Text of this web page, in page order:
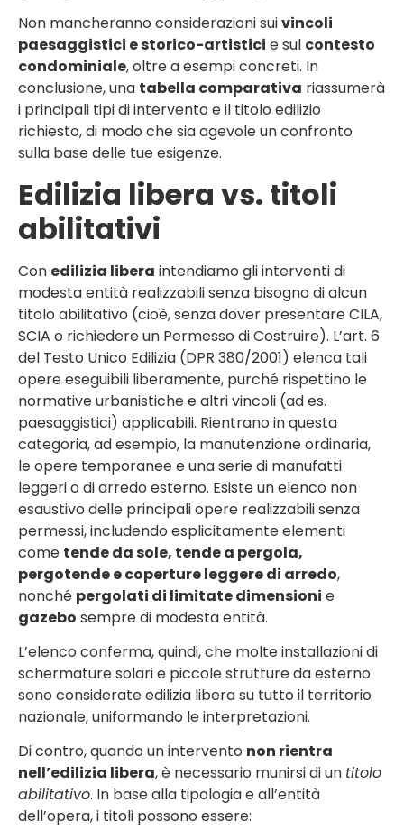
Non mancheranno considerazioni suivincoli
paesaggistici e storico-artistici e sul contesto
condominiale, oltre a esempi concreti. In
conclusione, una tabella comparativa riassumerà
i principali tipi di intervento e il titolo edilizio
richiesto, di modo che sia agevole un confronto
sulla base delle tue esigenze.
Edilizia libera vs. titoli
abilitativi
Con edilizia libera intendiamo gli interventi di
modesta entità realizzabili senza bisogno di alcun
titolo abilitativo (cioè, senza dover presentare CILA,
SCIA o richiedere un Permesso di Costruire). L’art. 6
del Testo Unico Edilizia (DPR 380/2001) elenca tali
opere eseguibili liberamente, purché rispettino le
normative urbanistiche e altri vincoli (ad es.
paesaggistici) applicabili. Rientrano in questa
categoria, ad esempio, la manutenzione ordinaria,
le opere temporanee e una serie di manufatti
leggeri o di arredo esterno. Esiste un elenco non
esaustivo delle principali opere realizzabili senza
permessi, includendo esplicitamente elementi
come tende da sole, tende a pergola,
pergotende e coperture leggere di arredo,
nonché pergolati di limitate dimensioni e
gazebo sempre di modesta entità.
L’elenco conferma, quindi, che molte installazioni di
schermature solari e piccole strutture da esterno
sono considerate edilizia libera su tutto il territorio
nazionale, uniformando le interpretazioni.
Di contro, quando un intervento non rientra
nell’edilizia libera, è necessario munirsi di un titolo
abilitativo. In base alla tipologia e all’entità
dell’opera, i titoli possono essere: